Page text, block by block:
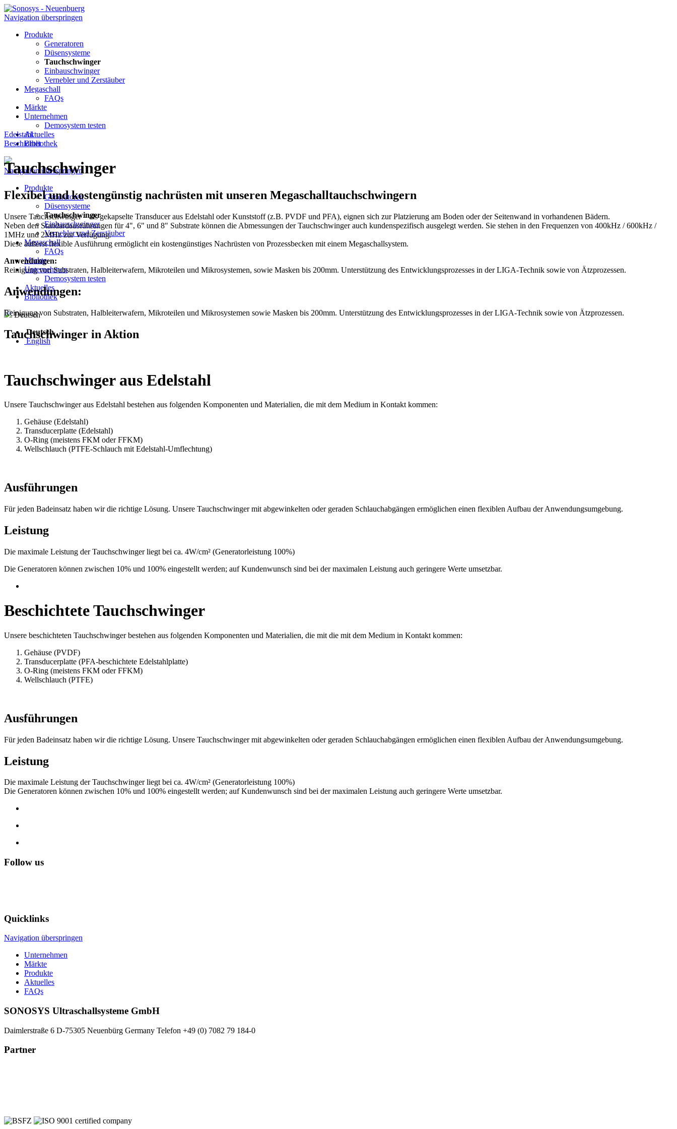
Navigation überspringen
Produkte
Generatoren
Düsensysteme
Tauchschwinger
Einbauschwinger
Vernebler und Zerstäuber
Megaschall
FAQs
Märkte
Unternehmen
Demosystem testen
Aktuelles
Bibliothek
Navigation überspringen
Produkte
Generatoren
Düsensysteme
Tauchschwinger
Einbauschwinger
Vernebler und Zerstäuber
Megaschall
FAQs
Märkte
Unternehmen
Demosystem testen
Aktuelles
Bibliothek
Deutsch
Deutsch
English
Edelstahl
Beschichtet
Tauchschwinger
Flexibel und kostengünstig nachrüsten mit unseren Megaschalltauchschwingern
Unsere Tauchschwinger – als gekapselte Transducer aus Edelstahl oder Kunststoff (z.B. PVDF und PFA), eignen sich zur Platzierung am Boden oder der Seitenwand in vorhandenen Bädern.
Neben den Standardausführungen für 4", 6" und 8" Substrate können die Abmessungen der Tauchschwinger auch kundenspezifisch ausgelegt werden. Sie stehen in den Frequenzen von 400kHz / 600kHz /
1MHz und 2MHz zur Verfügung.
Diese äußerst flexible Ausführung ermöglicht ein kostengünstiges Nachrüsten von Prozessbecken mit einem Megaschallsystem.
Anwendungen:
Reinigung von Substraten, Halbleiterwafern, Mikroteilen und Mikrosystemen, sowie Masken bis 200mm. Unterstützung des Entwicklungsprozesses in der LIGA-Technik sowie von Ätzprozessen.
Anwendungen:
Reinigung von Substraten, Halbleiterwafern, Mikroteilen und Mikrosystemen sowie Masken bis 200mm. Unterstützung des Entwicklungsprozesses in der LIGA-Technik sowie von Ätzprozessen.
Tauchschwinger in Aktion
Tauchschwinger aus Edelstahl
Unsere Tauchschwinger aus Edelstahl bestehen aus folgenden Komponenten und Materialien, die mit dem Medium in Kontakt kommen:
Gehäuse (Edelstahl)
Transducerplatte (Edelstahl)
O-Ring (meistens FKM oder FFKM)
Wellschlauch (PTFE-Schlauch mit Edelstahl-Umflechtung)
Ausführungen
Für jeden Badeinsatz haben wir die richtige Lösung. Unsere Tauchschwinger mit abgewinkelten oder geraden Schlauchabgängen ermöglichen einen flexiblen Aufbau der Anwendungsumgebung.
Leistung
Die maximale Leistung der Tauchschwinger liegt bei ca. 4W/cm² (Generatorleistung 100%)
Die Generatoren können zwischen 10% und 100% eingestellt werden; auf Kundenwunsch sind bei der maximalen Leistung auch geringere Werte umsetzbar.
Beschichtete Tauchschwinger
Unsere beschichteten Tauchschwinger bestehen aus folgenden Komponenten und Materialien, die mit die mit dem Medium in Kontakt kommen:
Gehäuse (PVDF)
Transducerplatte (PFA-beschichtete Edelstahlplatte)
O-Ring (meistens FKM oder FFKM)
Wellschlauch (PTFE)
Ausführungen
Für jeden Badeinsatz haben wir die richtige Lösung. Unsere Tauchschwinger mit abgewinkelten oder geraden Schlauchabgängen ermöglichen einen flexiblen Aufbau der Anwendungsumgebung.
Leistung
Die maximale Leistung der Tauchschwinger liegt bei ca. 4W/cm² (Generatorleistung 100%)
Die Generatoren können zwischen 10% und 100% eingestellt werden; auf Kundenwunsch sind bei der maximalen Leistung auch geringere Werte umsetzbar.
Follow us
Quicklinks
Navigation überspringen
Unternehmen
Märkte
Produkte
Aktuelles
FAQs
SONOSYS Ultraschallsysteme GmbH
Daimlerstraße 6 D-75305 Neuenbürg Germany Telefon +49 (0) 7082 79 184-0
Partner